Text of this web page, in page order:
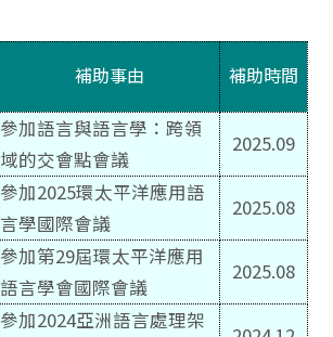
補助事由 補助時間
參加語言與語言學：跨領
域的交會點會議
2025.09
參加2025環太平洋應用語
言學國際會議
2025.08
參加第29屆環太平洋應用
語言學會國際會議
2025.08
參加2024亞洲語言處理架